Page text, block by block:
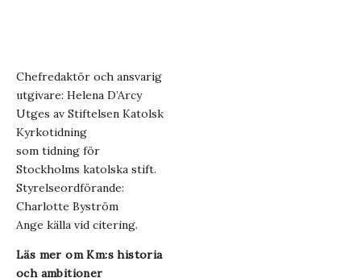
Chefredaktör och ansvarig
utgivare: Helena D’Arcy
Utges av Stiftelsen Katolsk
Kyrkotidning
som tidning för
Stockholms katolska stift.
Styrelseordförande:
Charlotte Byström
Ange källa vid citering.
Läs mer om Km:s historia
och ambitioner